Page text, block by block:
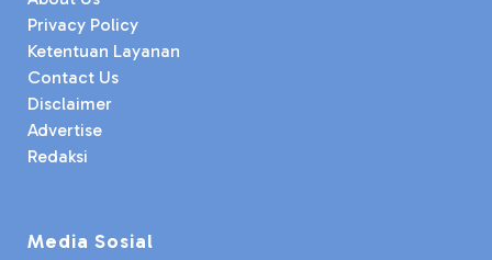
Privacy Policy
Ketentuan Layanan
Contact Us
Disclaimer
Advertise
Redaksi
Media Sosial